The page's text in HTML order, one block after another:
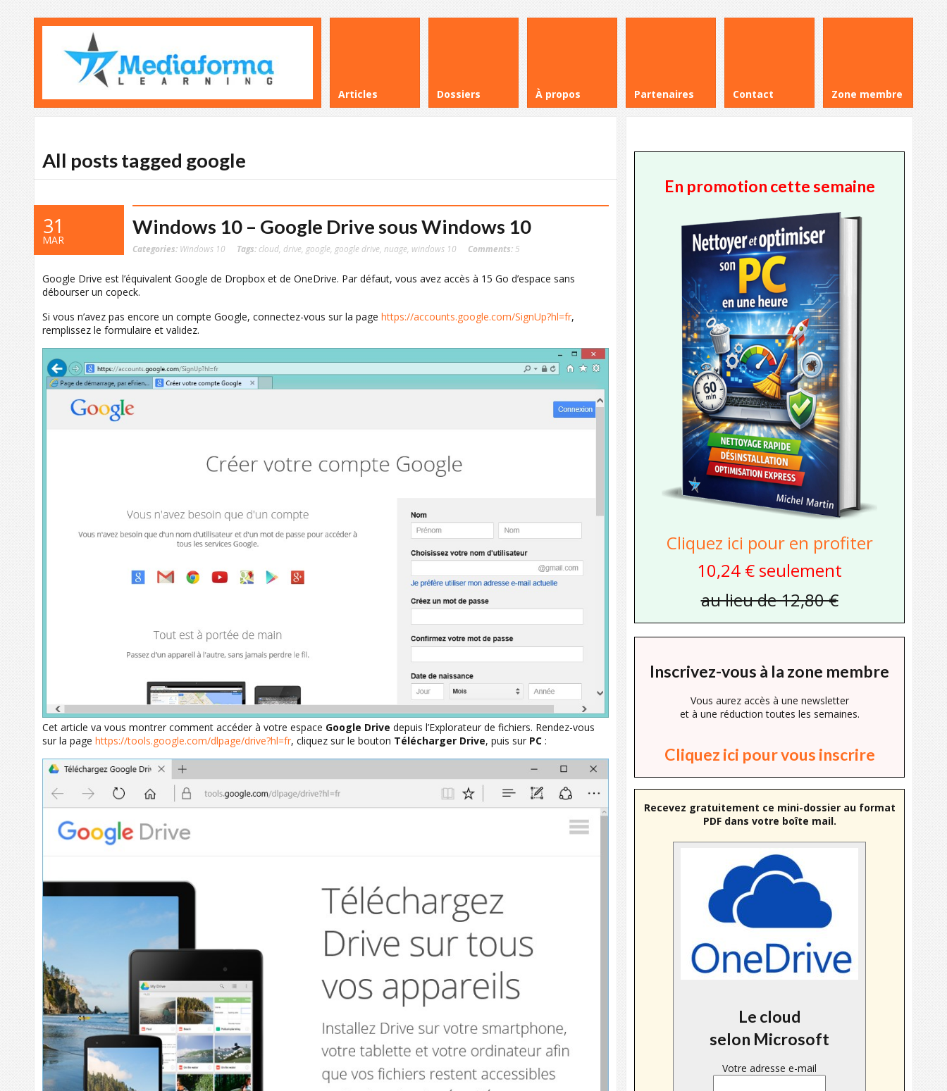
Articles Dossiers À propos Partenaires Contact Zone membre
All posts tagged google
31
MAR
Windows 10 – Google Drive sous Windows 10
Categories: Windows 10 Tags: cloud drive google google drive nuage windows 10 Comments: 5
Google Drive est l’équivalent Google de Dropbox et de OneDrive. Par défaut, vous avez accès à 15 Go d’espace sans
débourser un copeck.
Si vous n’avez pas encore un compte Google, connectez-vous sur la page https://accounts.google.com/SignUp?hl=fr,
remplissez le formulaire et validez.
Cet article va vous montrer comment accéder à votre espace Google Drive depuis l’Explorateur de fichiers. Rendez-vous
sur la page https://tools.google.com/dlpage/drive?hl=fr, cliquez sur le bouton Télécharger Drive, puis sur PC :
En promotion cette semaine
Cliquez ici pour en profiter
10,24 € seulement
au lieu de 12,80 €
Inscrivez-vous à la zone membre
Vous aurez accès à une newsletter
et à une réduction toutes les semaines.
Cliquez ici pour vous inscrire
Recevez gratuitement ce mini-dossier au format
PDF dans votre boîte mail.
Le cloud
selon Microsoft
Votre adresse e-mail